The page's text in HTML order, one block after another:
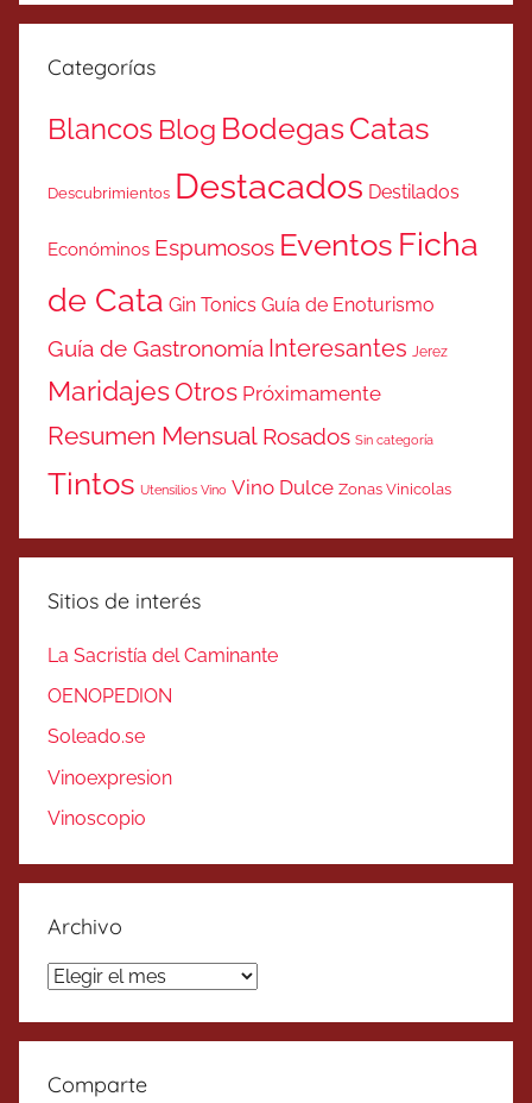
Categorías
Blancos Blog BodegasCatas
Descubrimientos Destacados Destilados
Económinos Espumosos Eventos Ficha
de Cata Gin Tonics Guía de Enoturismo
Guía de Gastronomía Interesantes Jerez
MaridajesOtros Próximamente
Resumen Mensual Rosados Sin categoría
Tintos Utensilios Vino Vino Dulce Zonas Vinicolas
Sitios de interés
La Sacristía del Caminante
OENOPEDION
Soleado.se
Vinoexpresion
Vinoscopio
Archivo
Archivo
Comparte